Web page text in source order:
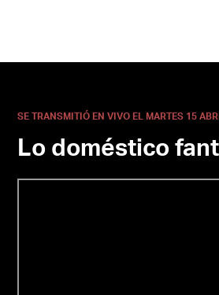
SE TRANSMITIÓ EN VIVO EL MARTES 15
Lo doméstico